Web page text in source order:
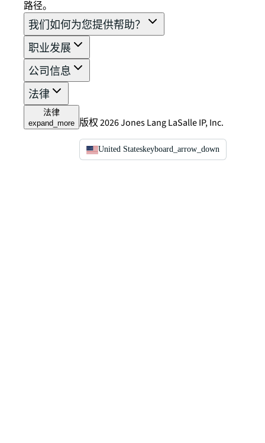
路径。
我们如何为您提供帮助？
职业发展
公司信息
法律
法律
expand_more 版权 2026 Jones Lang LaSalle IP, Inc.
United Stateskeyboard_arrow_down